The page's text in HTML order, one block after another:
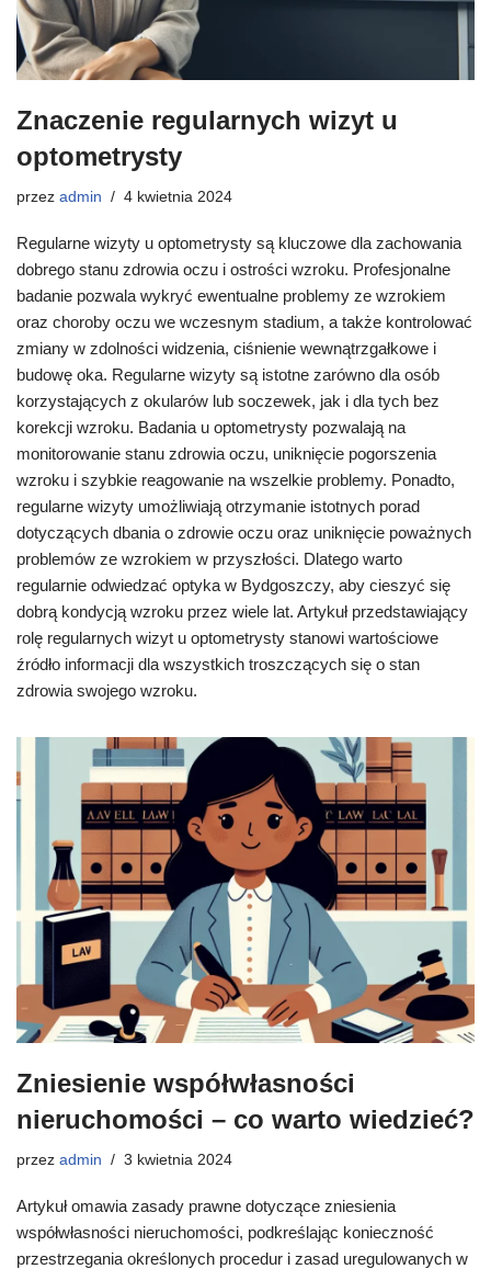
Znaczenie regularnych wizyt u
optometrysty
przez admin 4 kwietnia 2024
Regularne wizyty u optometrysty są kluczowe dla zachowania
dobrego stanu zdrowia oczu i ostrości wzroku. Profesjonalne
badanie pozwala wykryć ewentualne problemy ze wzrokiem
oraz choroby oczu we wczesnym stadium, a także kontrolować
zmiany w zdolności widzenia, ciśnienie wewnątrzgałkowe i
budowę oka. Regularne wizyty są istotne zarówno dla osób
korzystających z okularów lub soczewek, jak i dla tych bez
korekcji wzroku. Badania u optometrysty pozwalają na
monitorowanie stanu zdrowia oczu, uniknięcie pogorszenia
wzroku i szybkie reagowanie na wszelkie problemy. Ponadto,
regularne wizyty umożliwiają otrzymanie istotnych porad
dotyczących dbania o zdrowie oczu oraz uniknięcie poważnych
problemów ze wzrokiem w przyszłości. Dlatego warto
regularnie odwiedzać optyka w Bydgoszczy, aby cieszyć się
dobrą kondycją wzroku przez wiele lat. Artykuł przedstawiający
rolę regularnych wizyt u optometrysty stanowi wartościowe
źródło informacji dla wszystkich troszczących się o stan
zdrowia swojego wzroku.
Zniesienie współwłasności
nieruchomości – co warto wiedzieć?
przez admin 3 kwietnia 2024
Artykuł omawia zasady prawne dotyczące zniesienia
współwłasności nieruchomości, podkreślając konieczność
przestrzegania określonych procedur i zasad uregulowanych w